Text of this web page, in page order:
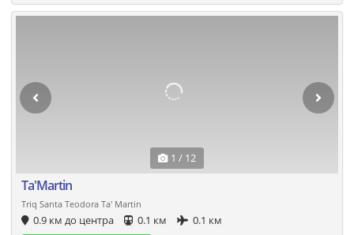
1 / 12
Ta'Martin
Triq Santa Teodora Ta' Martin
0.9 км до центра 0.1 км
0.1 км